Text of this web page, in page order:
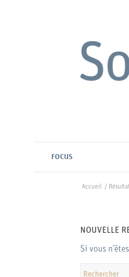
FOCUS
Accueil /
NOUVELLE
Si vous